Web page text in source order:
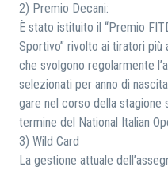
2) Premio Decani:
È stato istituito il “Premio
Sportivo” rivolto ai tiratori più
che svolgono regolarmente
selezionati per anno di
gare nel corso della stagione
termine del National Italian
3) Wild Card
La gestione attuale